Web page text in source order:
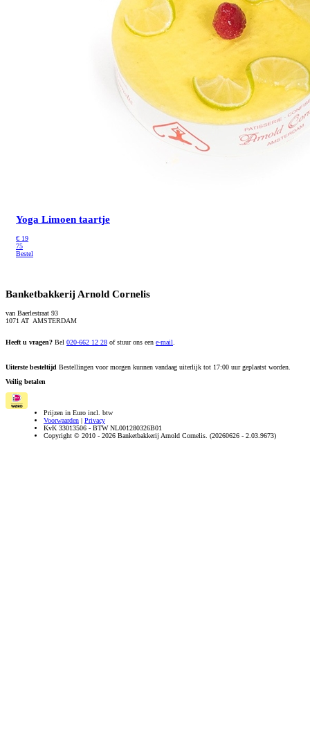
Yoga Limoen taartje
€ 19
75
Bestel
Banketbakkerij Arnold Cornelis
van Baerlestraat 93
1071 AT AMSTERDAM
Heeft u vragen? Bel 020-662 12 28 of stuur ons een e-mail
Uiterste besteltijd Bestellingen voor morgen kunnen vandaag uiterlijk tot 17:00 uur geplaatst worden.
Veilig betalen
Prijzen in Euro incl. btw
Voorwaarden | Privacy
KvK 33013506 - BTW NL001280326B01
Copyright © 2010 - 2026 Banketbakkerij Arnold Cornelis. (20260626 - 2.03.9673)